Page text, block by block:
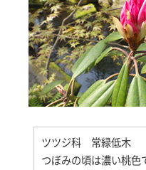
ツツジ科 常緑低木
つぼみの頃は濃い桃